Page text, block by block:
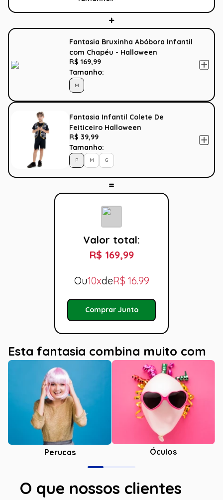
Fantasia Bruxinha Abóbora Infantil
com Chapéu - Halloween
R$ 169,99
Tamanho:
M
Fantasia Infantil Colete De
Feiticeiro Halloween
R$ 39,99
Tamanho:
P M G
Valor total:
R$ 169,99
Ou10xdeR$ 16.99
Comprar Junto
Esta fantasia combina muito com
Perucas Óculos
O que nossos clientes